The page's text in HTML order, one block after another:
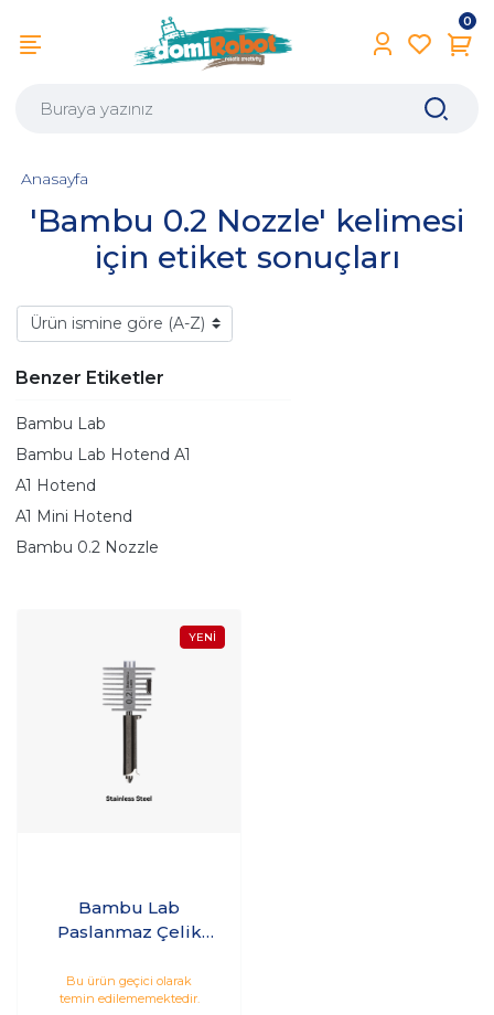
0
'Bambu 0.2 Nozzle' kelimesi
için etiket sonuçları
Anasayfa
Benzer Etiketler
Bambu Lab
Bambu Lab Hotend A1
A1 Hotend
A1 Mini Hotend
Bambu 0.2 Nozzle
Bambu Lab
Paslanmaz Çelik
A1 Serisi
Bu ürün geçici olarak
temin edilememektedir.